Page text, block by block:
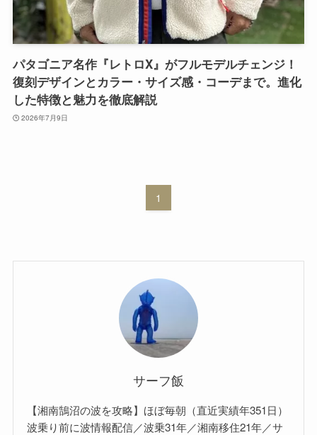
パタゴニア名作『レトロX』がフルモデルチェンジ！
復刻デザインとカラー・サイズ感・コーデまで。進化
した特徴と魅力を徹底解説
2026年7月9日
1
サーフ飯
【湘南鵠沼の波を攻略】ほぼ毎朝（直近実績年351日）
波乗り前に波情報配信／波乗31年／湘南移住21年／サ